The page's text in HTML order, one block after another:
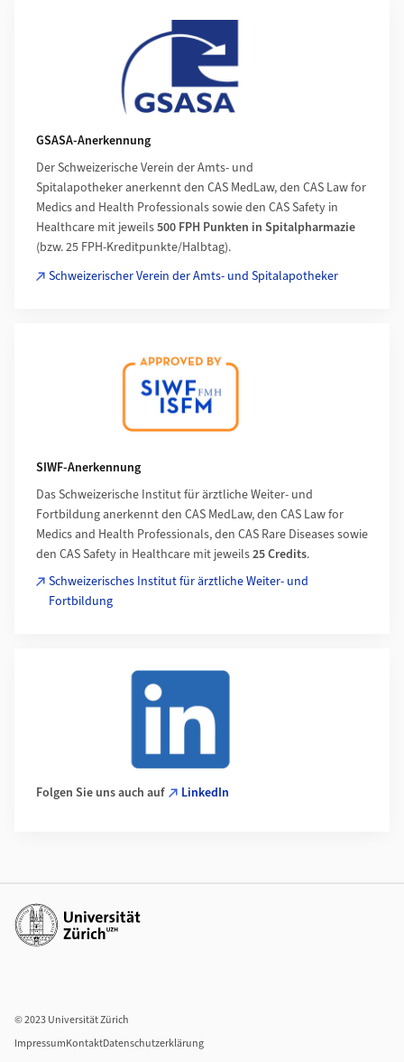
GSASA-Anerkennung
Der Schweizerische Verein der Amts- und
Spitalapotheker anerkennt den CAS MedLaw, den CAS Law for
Medics and Health Professionals sowie den CAS Safety in
Healthcare mit jeweils500 FPH Punkten in Spitalpharmazie
(bzw. 25 FPH-Kreditpunkte/Halbtag).
Schweizerischer Verein der Amts- und Spitalapotheker
SIWF-Anerkennung
Das Schweizerische Institut für ärztliche Weiter- und
Fortbildung anerkennt den CAS MedLaw, den CAS Law for
Medics and Health Professionals, den CAS Rare Diseases sowie
den CAS Safety in Healthcare mit jeweils25 Credits.
Schweizerisches Institut für ärztliche Weiter- und
Fortbildung
Folgen Sie uns auch auf LinkedIn
Weiterführende Links
© 2023 Universität Zürich
ImpressumKontaktDatenschutzerklärung